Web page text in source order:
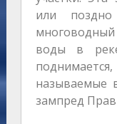
или
воды в
называемые
зампред